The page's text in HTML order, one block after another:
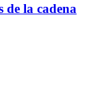
de la cadena